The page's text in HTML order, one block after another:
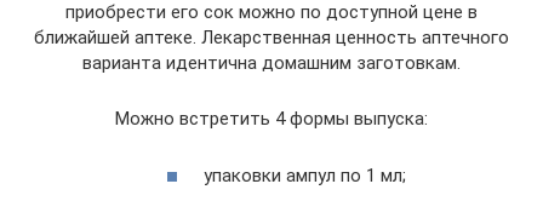
приобрести его сок можно по доступной цене в
ближайшей аптеке. Лекарственная ценность аптечного
варианта идентична домашним заготовкам.
Можно встретить 4 формы выпуска:
упаковки ампул по 1 мл;